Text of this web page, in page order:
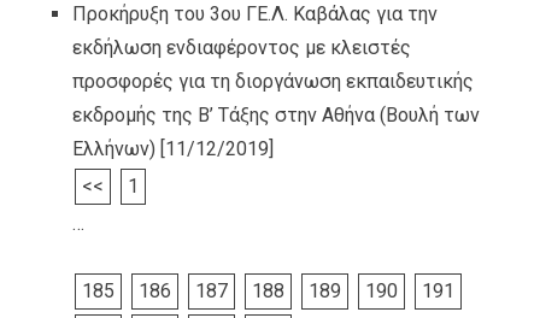
Προκήρυξη του 3ου ΓΕ.Λ. Καβάλας για την
εκδήλωση ενδιαφέροντος με κλειστές
προσφορές για τη διοργάνωση εκπαιδευτικής
εκδρομής της Β’ Τάξης στην Αθήνα (Βουλή των
Ελλήνων) [11/12/2019]
<<
1
…
185 186 187 188 189 190
191